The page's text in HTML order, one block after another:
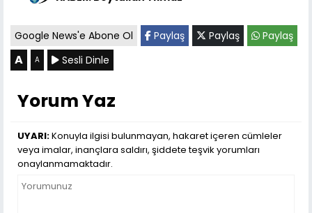
Google News'e Abone Ol Paylaş Paylaş Paylaş
A A Sesli Dinle
Yorum Yaz
UYARI:Konuyla ilgisi bulunmayan, hakaret içeren cümleler
veya imalar, inançlara saldırı, şiddete teşvik yorumları
onaylanmamaktadır.